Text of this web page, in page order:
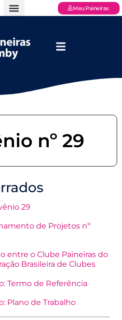
Meu Paineiras
nº 29
29
de Projetos nº
entre o Clube Paineiras do
Brasileira de Clubes
Termo de Referência
Plano de Trabalho